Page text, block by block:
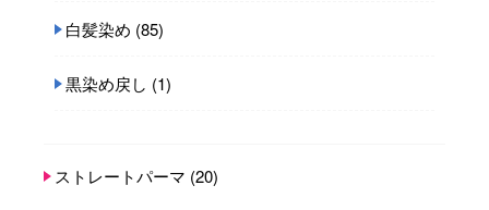
白髪染め (85)
黒染め戻し (1)
ストレートパーマ (20)